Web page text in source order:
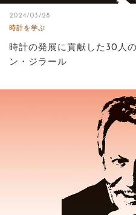
2024/03/28
時計を学ぶ
時計の発展に貢献した30人
ン・ジラール